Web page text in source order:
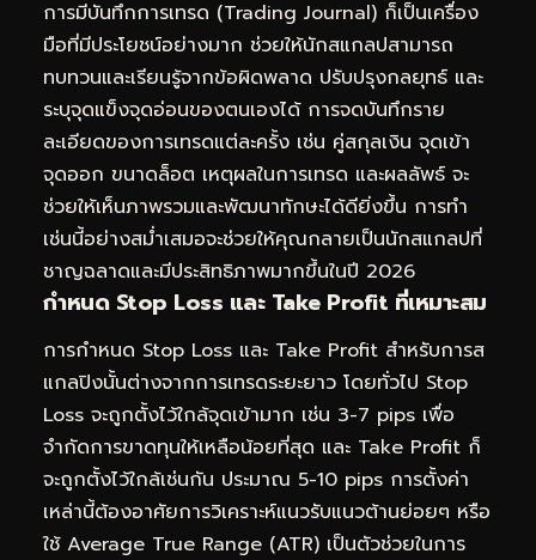
การมีบันทึกการเทรด (Trading Journal) ก็เป็นเครื่อง
มือที่มีประโยชน์อย่างมาก ช่วยให้นักสแกลปสามารถ
ทบทวนและเรียนรู้จากข้อผิดพลาด ปรับปรุงกลยุทธ์ และ
ระบุจุดแข็งจุดอ่อนของตนเองได้ การจดบันทึกราย
ละเอียดของการเทรดแต่ละครั้ง เช่น คู่สกุลเงิน จุดเข้า
จุดออก ขนาดล็อต เหตุผลในการเทรด และผลลัพธ์ จะ
ช่วยให้เห็นภาพรวมและพัฒนาทักษะได้ดียิ่งขึ้น การทำ
เช่นนี้อย่างสม่ำเสมอจะช่วยให้คุณกลายเป็นนักสแกลปที่
ชาญฉลาดและมีประสิทธิภาพมากขึ้นในปี 2026
กำหนด Stop Loss และ Take Profit ที่เหมาะสม
การกำหนด Stop Loss และ Take Profit สำหรับการส
แกลปิงนั้นต่างจากการเทรดระยะยาว โดยทั่วไป Stop
Loss จะถูกตั้งไว้ใกล้จุดเข้ามาก เช่น 3-7 pips เพื่อ
จำกัดการขาดทุนให้เหลือน้อยที่สุด และ Take Profit ก็
จะถูกตั้งไว้ใกล้เช่นกัน ประมาณ 5-10 pips การตั้งค่า
เหล่านี้ต้องอาศัยการวิเคราะห์แนวรับแนวต้านย่อยๆ หรือ
ใช้ Average True Range (ATR) เป็นตัวช่วยในการ